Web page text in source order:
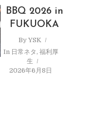
BBQ 2026 in
FUKUOKA
By YSK
In 日常ネタ , 福利厚
生
2026年6月8日